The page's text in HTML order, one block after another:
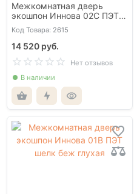
Межкомнатная дверь
экошпон Иннова 02С ПЭТ
шелк индиго глухая
Код Товара: 2615
14 520 руб.
Нет отзывов
В наличии